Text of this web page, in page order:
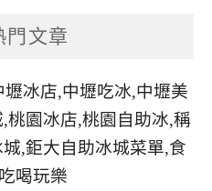
門文章